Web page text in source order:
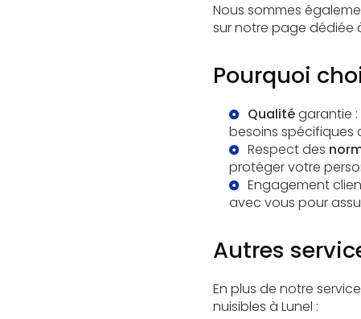
Nous sommes
sur notre page dédiée
Pourquoi
Qualitégarantie :
besoins spécifiques
Respect des
protéger votre
Engagement
avec vous pour
Autres
En plus de notre
nuisibles à Lunel :